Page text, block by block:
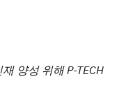
양성 위해 P-TECH